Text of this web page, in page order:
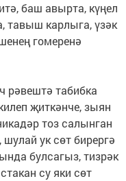
баш авырта, күңел
тавыш карлыга, үзәк
гомеренә
рәвештә табибка
җиткәнче, зыян
тоз салынган
ук сөт бирергә
булсагыз, тизрәк
су яки сөт